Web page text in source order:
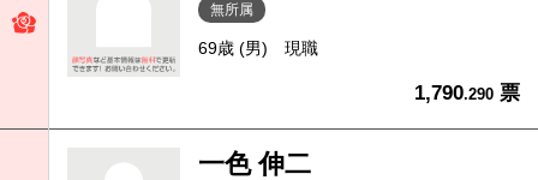
無所属
69歳 (男) 現職
1,790.290 票
一色 伸二